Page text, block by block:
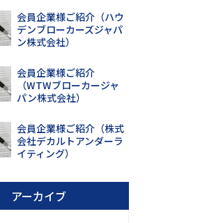
会員企業様ご紹介（ハウ
デンブローカーズジャパ
ン株式会社）
会員企業様ご紹介
（WTWブローカージャ
パン株式会社）
会員企業様ご紹介（株式
会社デカルトアンダーラ
イティング）
アーカイブ